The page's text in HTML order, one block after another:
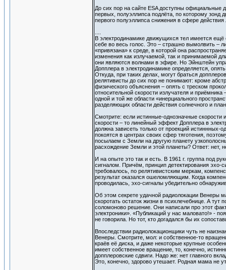
До сих пор на сайте ESA доступны официальные
первых, полуэллипса подлёта, по которому зонд
первого полуэллипса снижения в сфере
В электродинамике движущихся тел имеется
себе во весь голос. Это – страшно вымолвить –
«привязана» к среде, в которой она
изменения как излучаемой, так и принимаемой
они являются волнами в эфире. Но Эйнштейн
Допплера в электродинамике определяется,
Откуда, при таких делах, могут браться
релятивисты до сих пор не понимают: кроме
физического объяснения – опять с треском
относительной скорости излучателя и
одной и той же области «инерциального
разделяющих области действия солнечного и
Смотрите: если истинные-однозначные
скорости – то линейный эффект Допплера в
должна зависеть только от проекций
покоятся в центрах своих сфер тяготения,
посылаем с Земли на другую планету
расхождение Земли и этой планеты? Ответ: нет,
И на опыте это так и есть. В 1961 г. группа под
сигналом. Причём, принцип детектирования эхо-
требовалось, по релятивистским меркам,
результат оказался ошеломляющим. Когда
проводилась, эхо-сигналы убедительно
Об этом секрете удачной радиолокации Венеры
скоротать остаток жизни в психлечебнице. А
соломоново решение. Они написали про этот
электроники». «Публикаций у нас маловато!» -
не говорила. Но тот, кто догадался бы их
Впоследствии радиолокационщики чуть не
Венеры. Смотрите, мол: и собственное-то
краёв её диска, и даже некоторые крупные
имеет собственное вращение, то, конечно,
допплеровские сдвиги. Надо же: нет главного
Это, конечно, здорово утешает. Родная мама не